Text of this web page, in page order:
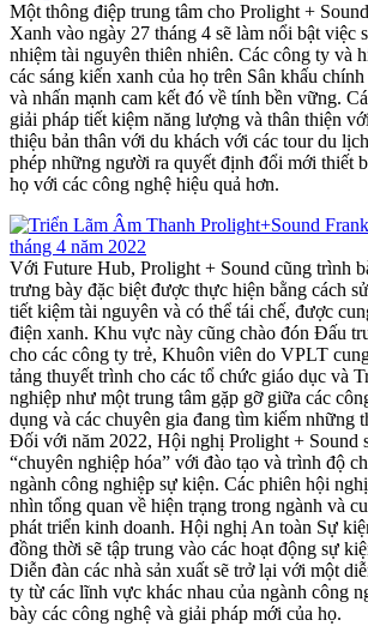
Một thông điệp trung tâm cho Prolight +
Xanh vào ngày 27 tháng 4 sẽ làm nổi bật việc
nhiệm tài nguyên thiên nhiên. Các công ty và
các sáng kiến xanh của họ trên Sân khấu
và nhấn mạnh cam kết đó về tính bền vững.
giải pháp tiết kiệm năng lượng và thân thiện
thiệu bản thân với du khách với các tour du
phép những người ra quyết định đổi mới thiết
họ với các công nghệ hiệu quả hơn.
Với Future Hub, Prolight + Sound cũng trình
trưng bày đặc biệt được thực hiện bằng cách
tiết kiệm tài nguyên và có thể tái chế, được
điện xanh. Khu vực này cũng chào đón Đấu
cho các công ty trẻ, Khuôn viên do VPLT
tảng thuyết trình cho các tổ chức giáo dục và
nghiệp như một trung tâm gặp gỡ giữa các
dụng và các chuyên gia đang tìm kiếm những
Đối với năm 2022, Hội nghị Prolight + Sound
“chuyên nghiệp hóa” với đào tạo và trình độ
ngành công nghiệp sự kiện. Các phiên hội
nhìn tổng quan về hiện trạng trong ngành và
phát triển kinh doanh. Hội nghị An toàn Sự
đồng thời sẽ tập trung vào các hoạt động sự
Diễn đàn các nhà sản xuất sẽ trở lại với một
ty từ các lĩnh vực khác nhau của ngành công
bày các công nghệ và giải pháp mới của họ.